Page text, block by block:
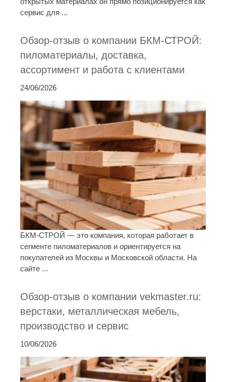
сервис для ...
Обзор-отзыв о компании БКМ-СТРОЙ:
пиломатериалы, доставка,
ассортимент и работа с клиентами
24/06/2026
БКМ-СТРОЙ — это компания, которая работает в
сегменте пиломатериалов и ориентируется на
покупателей из Москвы и Московской области. На
сайте ...
Обзор-отзыв о компании vekmaster.ru:
верстаки, металлическая мебель,
производство и сервис
10/06/2026